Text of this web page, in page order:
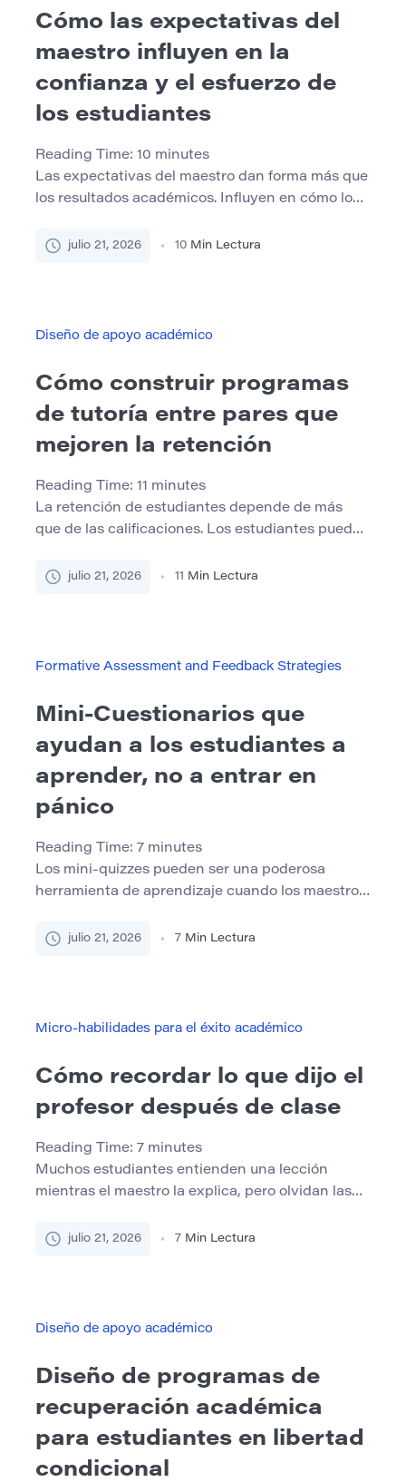
Cómo las expectativas del
maestro influyen en la
confianza y el esfuerzo de
los estudiantes
Reading Time: 10 minutes
Las expectativas del maestro dan forma más que
los resultados académicos. Influyen en cómo los
los errores, participan en clase y deciden si vale
oportunidades de liderazgo y segundas
julio 21, 2026 10 Min Lectura
Diseño de apoyo académico
Cómo construir programas
de tutoría entre pares que
mejoren la retención
Reading Time: 11 minutes
La retención de estudiantes depende de más
que de las calificaciones. Los estudiantes pueden
aislados, malinterpretan las expectativas
la vivienda y las responsabilidades familiares
julio 21, 2026 11 Min Lectura
Formative Assessment and Feedback Strategies
Mini-Cuestionarios que
ayudan a los estudiantes a
aprender, no a entrar en
pánico
Reading Time: 7 minutes
Los mini-quizzes pueden ser una poderosa
herramienta de aprendizaje cuando los maestros
verificar lo que entienden, notar lagunas y
los ven como un castigo o […]
julio 21, 2026 7 Min Lectura
Micro-habilidades para el éxito académico
Cómo recordar lo que dijo el
profesor después de clase
Reading Time: 7 minutes
Muchos estudiantes entienden una lección
mientras el maestro la explica, pero olvidan las
clase. Esto puede parecer frustrante,
porque escuchan pasivamente, toman notas
julio 21, 2026 7 Min Lectura
Diseño de apoyo académico
Diseño de programas de
recuperación académica
para estudiantes en libertad
condicional